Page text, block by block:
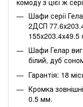
Шафи серії
2ДСП
155х203.4х49.5
Шафи Гелар
білий, дуб
Гарантія: 18
Кромка
0.5 мм.